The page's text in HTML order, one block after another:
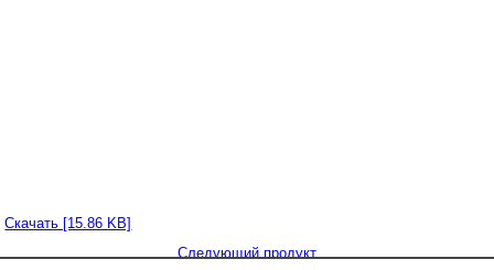
Скачать [15.86 KB]
Следующий продукт